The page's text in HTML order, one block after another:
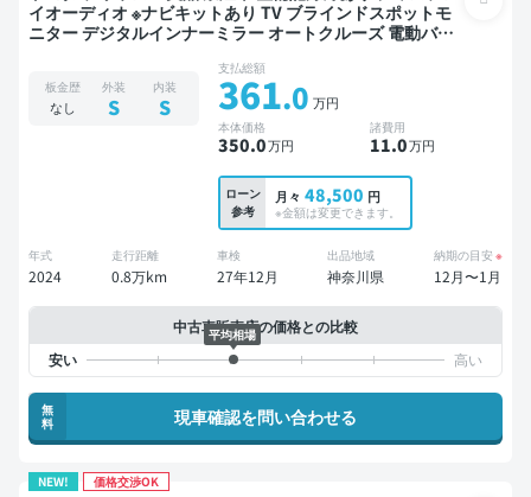
イオーディオ ※ナビキットあり TV ブラインドスポットモ
ニター デジタルインナーミラー オートクルーズ 電動バッ
板金歴
なし
外装
S
内装
S
支払総額
361.0 万円
本体価格
350.0万円
諸費用
11.0万円
ローン
参考
月々 48,500 円
※金額は変更できます。
年式
2024
走行距離
0.8万km
車検
27年12月
出品地域
神奈川県
納期の目安 ※
12月〜1月
中古車販売店の価格との比較
平均相場
無
料
現車確認を問い合わせる
NEW! 価格交渉OK